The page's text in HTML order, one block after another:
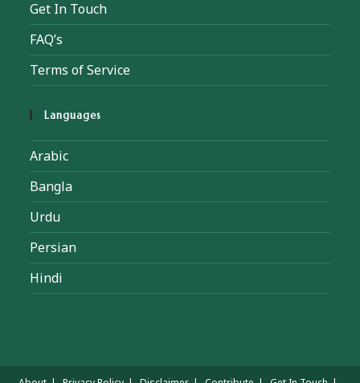
Get In Touch
FAQ’s
Terms of Service
Languages
Arabic
Bangla
Urdu
Persian
Hindi